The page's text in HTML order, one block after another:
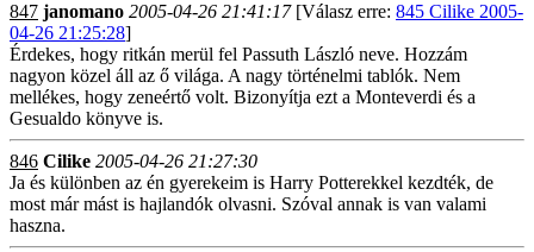
847 janomano 2005-04-26 21:41:17[Válasz erre: 845 Cilike 2005-
04-26 21:25:28]
Érdekes, hogy ritkán merül fel Passuth László neve. Hozzám
nagyon közel áll az ő világa. A nagy történelmi tablók. Nem
mellékes, hogy zeneértő volt. Bizonyítja ezt a Monteverdi és a
Gesualdo könyve is.
846 Cilike 2005-04-26 21:27:30
Ja és különben az én gyerekeim is Harry Potterekkel kezdték, de
most már mást is hajlandók olvasni. Szóval annak is van valami
haszna.